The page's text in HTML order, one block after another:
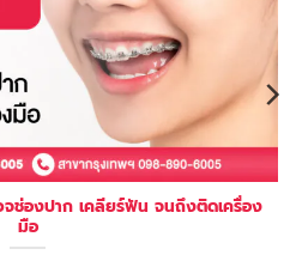
ช่องปาก เคลียร์ฟัน จนถึงติดเครื่อง
มือ